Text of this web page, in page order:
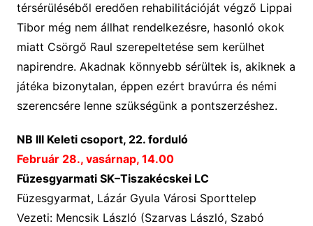
térsérüléséből eredően rehabilitációját végző Lippai
Tibor még nem állhat rendelkezésre, hasonló okok
miatt Csörgő Raul szerepeltetése sem kerülhet
napirendre. Akadnak könnyebb sérültek is, akiknek a
játéka bizonytalan, éppen ezért bravúrra és némi
szerencsére lenne szükségünk a pontszerzéshez.
NB III Keleti csoport, 22. forduló
Február 28., vasárnap, 14.00
Füzesgyarmati SK–Tiszakécskei LC
Füzesgyarmat, Lázár Gyula Városi Sporttelep
Vezeti: Mencsik László (Szarvas László, Szabó